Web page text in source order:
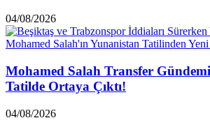
04/08/2026
Mohamed Salah Transfer
Tatilde Ortaya Çıktı!
04/08/2026